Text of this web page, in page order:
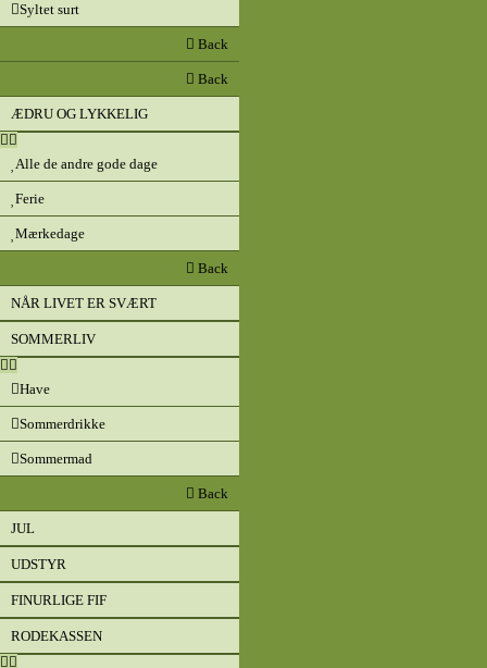
Syltet surt
Back
Back
ÆDRU OG LYKKELIG
Alle de andre gode dage
Ferie
Mærkedage
Back
NÅR LIVET ER SVÆRT
SOMMERLIV
Have
Sommerdrikke
Sommermad
Back
JUL
UDSTYR
FINURLIGE FIF
RODEKASSEN